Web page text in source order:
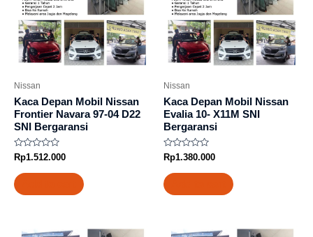
Nissan
Kaca Depan Mobil Nissan
Frontier Navara 97-04 D22
SNI Bergaransi
Rated
0
out
of
5
Rp1.512.000
Nissan
Kaca Depan Mobil Nissan
Evalia 10- X11M SNI
Bergaransi
Rated
0
out
of
5
Rp1.380.000